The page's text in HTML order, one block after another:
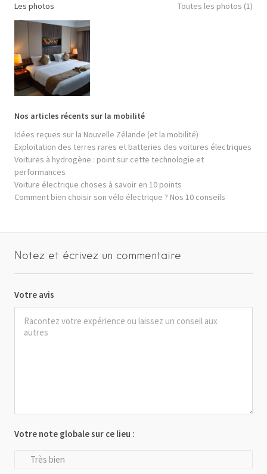
Les photos Toutes les photos (1)
Nos articles récents sur la mobilité
Idées reçues sur la Nouvelle Zélande (et la mobilité)
Exploitation des terres rares et batteries des voitures électriques
Voitures à hydrogène : point sur cette technologie et
performances
Voiture électrique choses à savoir en 10 points
Comment bien choisir son vélo électrique ? Nos 10 conseils
Notez et écrivez un commentaire
Votre avis
Votre note globale sur ce lieu :
Très bien